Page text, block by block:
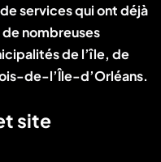
services qui ont déjà
nombreuses
de l’île, de
de-l’Île-d’Orléans.
site